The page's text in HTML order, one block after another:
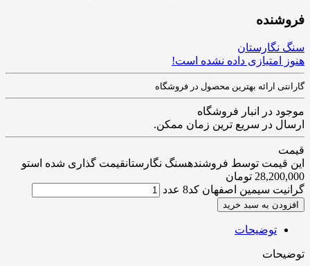
فروشنده
سنگ نگارستان
هنوز امتیازی داده نشده است!
گارانتی ارائه بهترین محصول در فروشگاه
موجود در انبار فروشگاه
ارسال در سریع ترین زمان ممکن.
قیمت
این قیمت توسط فروشندهسنگ نگارستانقیمت گذاری شده استو
28,200,000 تومان
گرانیت سیمین اصفهان کد8 عدد
افزودن به سبد خرید
توضیحات
توضیحات